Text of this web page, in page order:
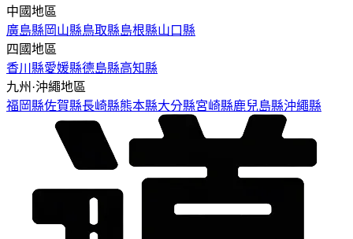
中國地區
廣島縣 岡山縣鳥取縣島根縣山口縣
四國地區
香川縣愛媛縣德島縣高知縣
九州·沖繩地區
福岡縣佐賀縣長崎縣熊本縣大分縣宮崎縣鹿兒島縣沖繩縣